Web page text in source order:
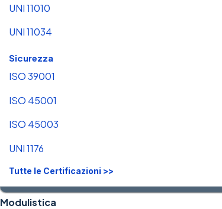
UNI 11010
UNI 11034
Sicurezza
ISO 39001
ISO 45001
ISO 45003
UNI 1176
Tutte le Certificazioni >>
Modulistica